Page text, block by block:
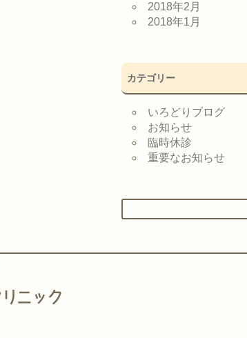
2018年2月
2018年1月
カテゴリー
いろどりブログ
お知らせ
臨時休診
重要なお知らせ